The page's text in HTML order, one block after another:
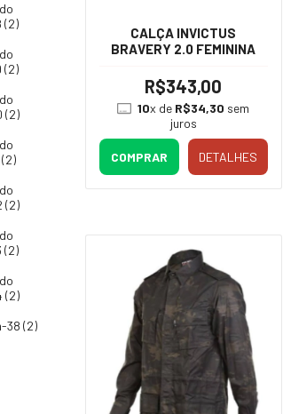
(2)
(2)
(2)
(2)
(2)
(2)
38 (2)
CALÇA INVICTUS
BRAVERY 2.0 FEMININA
R$343,00
10x de R$34,30 sem
juros
COMPRAR DETALHES